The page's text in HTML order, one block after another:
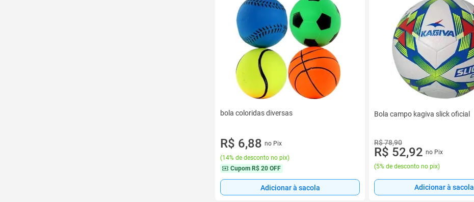
bola coloridas diversas
R$ 6,88 no Pix
(14% de desconto no pix)
Cupom R$ 20 OFF
Adicionar à sacola
Bola campo kagiva slick oficial
R$ 78,90
R$ 52,92 no Pix
(5% de desconto no pix)
Adicionar à sacola